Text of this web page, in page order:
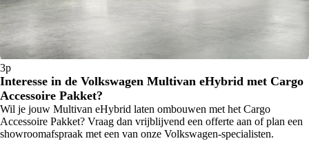
3p
Interesse in de Volkswagen Multivan eHybrid met Cargo
Accessoire Pakket?
Wil je jouw Multivan eHybrid laten ombouwen met het Cargo
Accessoire Pakket? Vraag dan vrijblijvend een offerte aan of plan een
showroomafspraak met een van onze Volkswagen-specialisten.